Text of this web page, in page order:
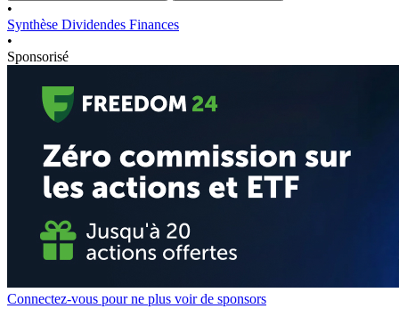
•
Synthèse Dividendes Finances
•
Sponsorisé
Connectez-vous pour ne plus voir de sponsors